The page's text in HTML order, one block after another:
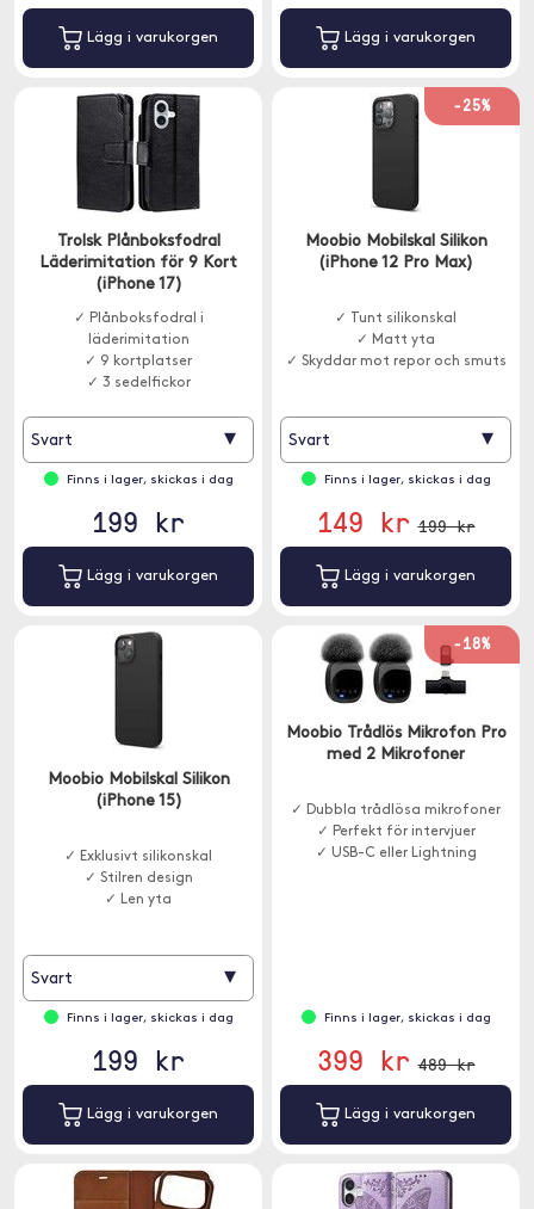
Lägg i varukorgen Lägg i varukorgen
Trolsk Plånboksfodral
Läderimitation för 9 Kort
(iPhone 17)
✓ Plånboksfodral i
läderimitation
✓ 9 kortplatser
✓ 3 sedelfickor
Svart ▾
Finns i lager, skickas i dag
199 kr
Lägg i varukorgen
-25%
Moobio Mobilskal Silikon
(iPhone 12 Pro Max)
✓ Tunt silikonskal
✓ Matt yta
✓ Skyddar mot repor och smuts
Svart ▾
Finns i lager, skickas i dag
149 kr 199 kr
Lägg i varukorgen
Moobio Mobilskal Silikon
(iPhone 15)
✓ Exklusivt silikonskal
✓ Stilren design
✓ Len yta
Svart ▾
Finns i lager, skickas i dag
199 kr
Lägg i varukorgen
-18%
Moobio Trådlös Mikrofon Pro
med 2 Mikrofoner
✓ Dubbla trådlösa mikrofoner
✓ Perfekt för intervjuer
✓ USB-C eller Lightning
Finns i lager, skickas i dag
399 kr 489 kr
Lägg i varukorgen